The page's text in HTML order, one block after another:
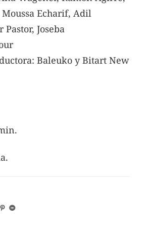
Echarif, Adil
Joseba
Baleuko y Bitart New